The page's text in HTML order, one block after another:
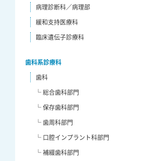
病理診断科／病理部
緩和支持医療科
臨床遺伝子診療科
歯科系診療科
歯科
└ 総合歯科部門
└ 保存歯科部門
└ 歯周科部門
└ 口腔インプラント科部門
└ 補綴歯科部門